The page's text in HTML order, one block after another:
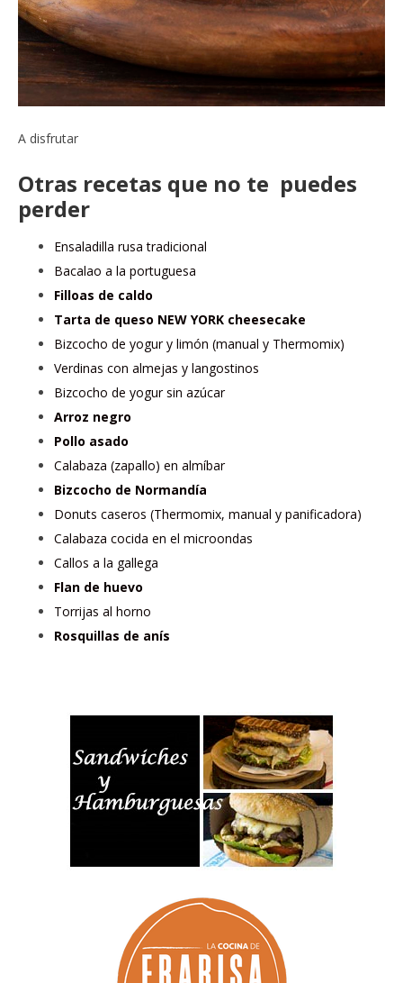
A disfrutar
Otras recetas que no te puedes
perder
Ensaladilla rusa tradicional
Bacalao a la portuguesa
Filloas de caldo
Tarta de queso NEW YORK cheesecake
Bizcocho de yogur y limón (manual y Thermomix)
Verdinas con almejas y langostinos
Bizcocho de yogur sin azúcar
Arroz negro
Pollo asado
Calabaza (zapallo) en almíbar
Bizcocho de Normandía
Donuts caseros (Thermomix, manual y panificadora)
Calabaza cocida en el microondas
Callos a la gallega
Flan de huevo
Torrijas al horno
Rosquillas de anís